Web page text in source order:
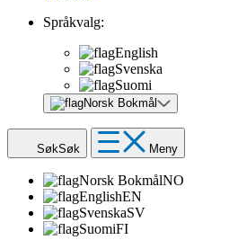
Språkvalg:
English
Svenska
Suomi
Norsk Bokmål
SøkSøk Meny
Norsk BokmålNO
EnglishEN
SvenskaSV
SuomiFI